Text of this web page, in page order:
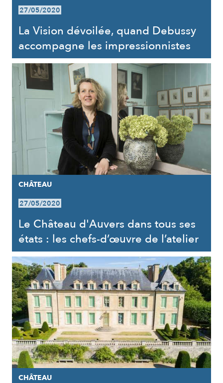
27/05/2020
La Vision dévoilée, quand Debussy
accompagne les impressionnistes
CHÂTEAU
27/05/2020
Le Château d'Auvers dans tous ses
états : les chefs-d’œuvre de l’atelier
CHÂTEAU